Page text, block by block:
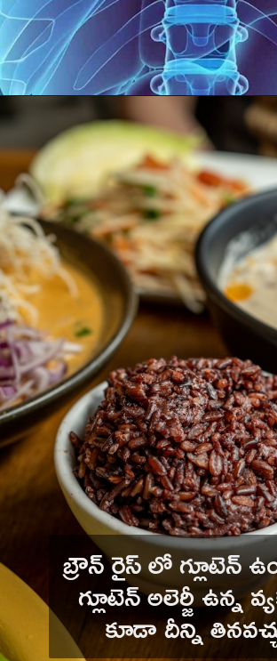
బ్రౌన్ రైస్ లో గ్లూటెన్
గ్లూటెన్ అలెర్జీ ఉన్న
కూడా దీన్ని